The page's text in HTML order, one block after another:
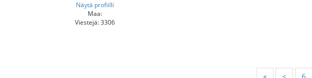
Näytä profiilli
Maa:
Viestejä: 3306